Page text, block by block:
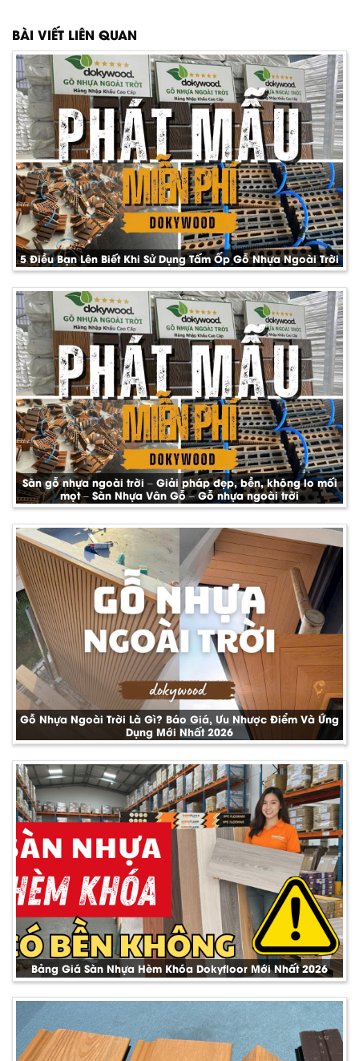
BÀI VIẾT LIÊN QUAN
5 Điều Bạn Lên Biết Khi Sử Dụng Tấm Ốp Gỗ Nhựa Ngoài Trời
Sàn gỗ nhựa ngoài trời – Giải pháp đẹp, bền, không lo mối
mọt – Sàn Nhựa Vân Gỗ – Gỗ nhựa ngoài trời
Gỗ Nhựa Ngoài Trời Là Gì? Báo Giá, Ưu Nhược Điểm Và Ứng
Dụng Mới Nhất 2026
Bảng Giá Sàn Nhựa Hèm Khóa Dokyfloor Mới Nhất 2026